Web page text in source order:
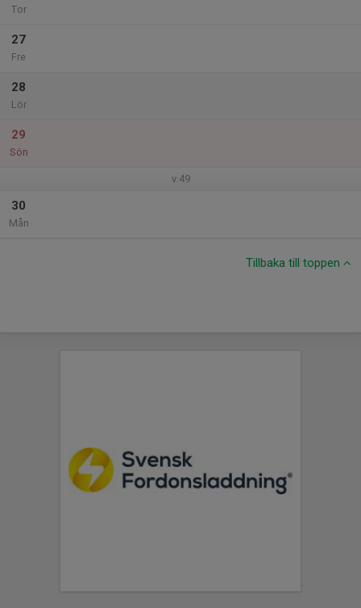
Tor
27
Fre
28
Lör
29
Sön
v.49
30
Mån
Tillbaka till toppen